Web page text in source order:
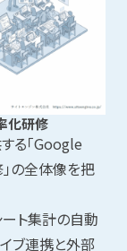
化研修
る「Google
の全体像を把
ート集計の自動
イブ連携と外部